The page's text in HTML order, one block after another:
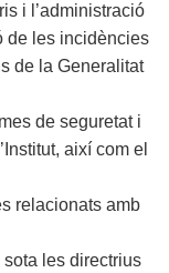
i l’administració
de les incidències
de la Generalitat
de seguretat i
així com el
relacionats amb
les directrius